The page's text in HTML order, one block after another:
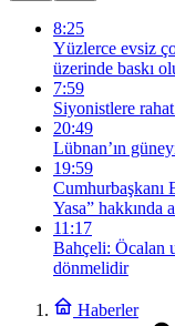
8:25
Yüzlerce evsiz
üzerinde baskı
7:59
Siyonistlere
20:49
Lübnan’ın
19:59
Cumhurbaşkanı
Yasa” hakkında
11:17
Bahçeli: Öcalan
dönmelidir
Haberler